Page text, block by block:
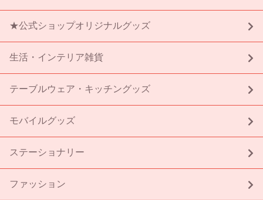
★公式ショップオリジナルグッズ
生活・インテリア雑貨
テーブルウェア・キッチングッズ
モバイルグッズ
ステーショナリー
ファッション